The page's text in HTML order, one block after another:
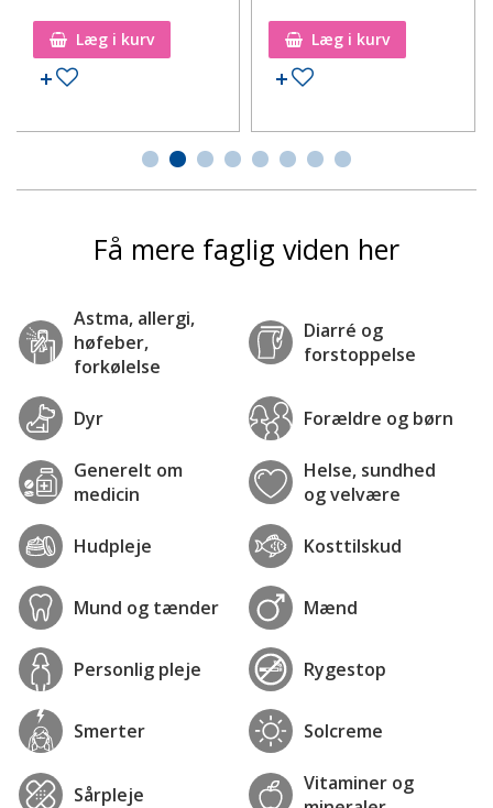
Læg i kurv
Tilføj til ønskeseddel
Læg i kurv
Tilføj til ønskeseddel
Få mere faglig viden her
Astma, allergi,
høfeber,
forkølelse
Diarré og
forstoppelse
Dyr Forældre og børn
Generelt om
medicin
Helse, sundhed
og velvære
Hudpleje Kosttilskud
Mund og tænder Mænd
Personlig pleje Rygestop
Smerter Solcreme
Sårpleje
Vitaminer og